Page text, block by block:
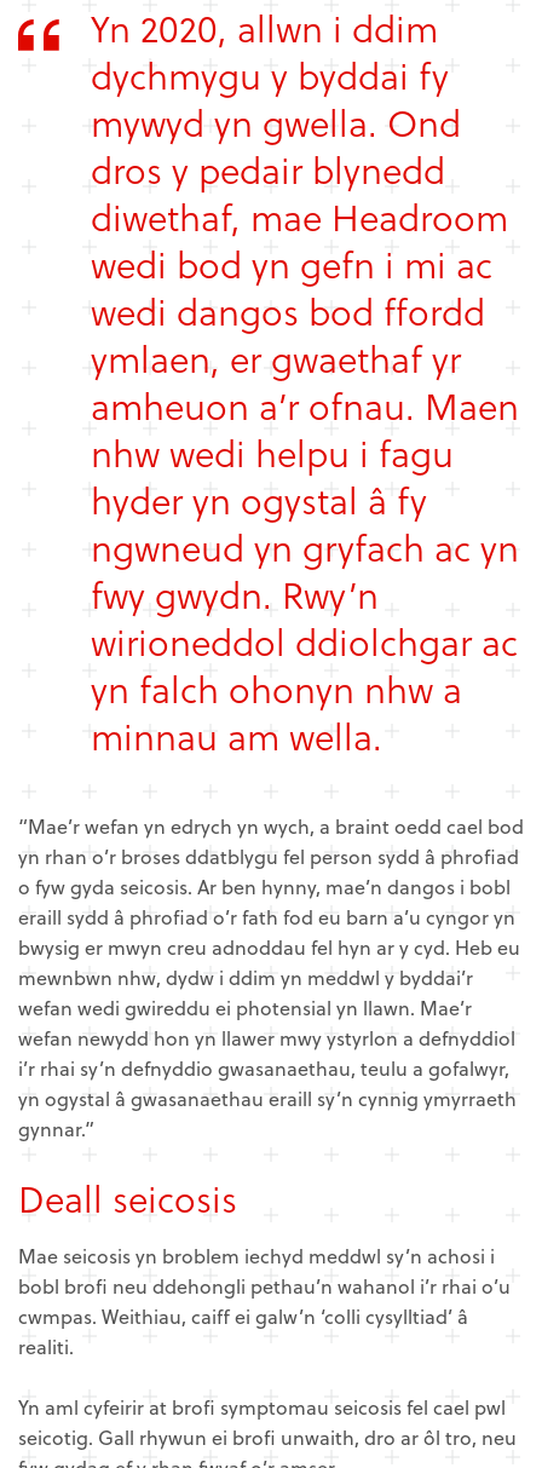
Yn 2020, allwn i ddim
dychmygu y byddai fy
mywyd yn gwella. Ond
dros y pedair blynedd
diwethaf, mae Headroom
wedi bod yn gefn i mi ac
wedi dangos bod ffordd
ymlaen, er gwaethaf yr
amheuon a’r ofnau. Maen
nhw wedi helpu i fagu
hyder yn ogystal â fy
ngwneud yn gryfach ac yn
fwy gwydn. Rwy’n
wirioneddol ddiolchgar ac
yn falch ohonyn nhw a
minnau am wella.
“Mae’r wefan yn edrych yn wych, a braint oedd cael bod
yn rhan o’r broses ddatblygu fel person sydd â phrofiad
o fyw gyda seicosis. Ar ben hynny, mae’n dangos i bobl
eraill sydd â phrofiad o’r fath fod eu barn a’u cyngor yn
bwysig er mwyn creu adnoddau fel hyn ar y cyd. Heb eu
mewnbwn nhw, dydw i ddim yn meddwl y byddai’r
wefan wedi gwireddu ei photensial yn llawn. Mae’r
wefan newydd hon yn llawer mwy ystyrlon a defnyddiol
i’r rhai sy’n defnyddio gwasanaethau, teulu a gofalwyr,
yn ogystal â gwasanaethau eraill sy’n cynnig ymyrraeth
gynnar.”
Deall seicosis
Mae seicosis yn broblem iechyd meddwl sy’n achosi i
bobl brofi neu ddehongli pethau’n wahanol i’r rhai o’u
cwmpas. Weithiau, caiff ei galw’n ‘colli cysylltiad’ â
realiti.
Yn aml cyfeirir at brofi symptomau seicosis fel cael pwl
seicotig. Gall rhywun ei brofi unwaith, dro ar ôl tro, neu